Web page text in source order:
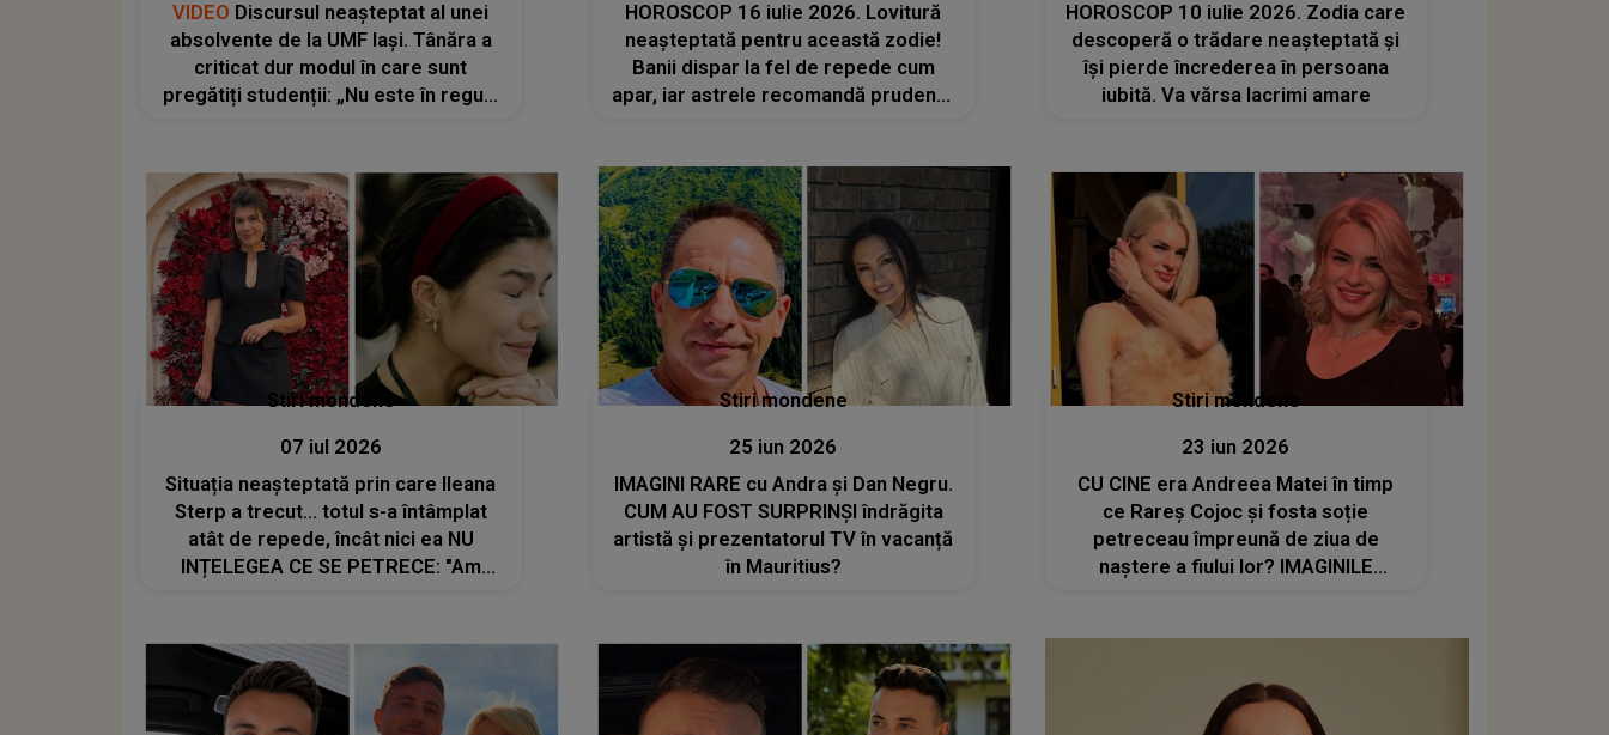
VIDEO Discursul neașteptat al unei
absolvente de la UMF Iași. Tânăra a
criticat dur modul în care sunt
pregătiți studenții: „Nu este în regulă
nimeni în seamă”
HOROSCOP 16 iulie 2026. Lovitură
neașteptată pentru această zodie!
Banii dispar la fel de repede cum
apar, iar astrele recomandă prudență
HOROSCOP 10 iulie 2026. Zodia care
descoperă o trădare neașteptată și
își pierde încrederea în persoana
iubită. Va vărsa lacrimi amare
Stiri mondene
07 iul 2026
Situația neașteptată prin care Ileana
Sterp a trecut... totul s-a întâmplat
atât de repede, încât nici ea NU
INȚELEGEA CE SE PETRECE: "Am
Stiri mondene
25 iun 2026
IMAGINI RARE cu Andra și Dan Negru.
CUM AU FOST SURPRINȘI îndrăgita
artistă și prezentatorul TV în vacanță
în Mauritius?
Stiri mondene
23 iun 2026
CU CINE era Andreea Matei în timp
ce Rareș Cojoc și fosta soție
petreceau împreună de ziua de
naștere a fiului lor? IMAGINILE